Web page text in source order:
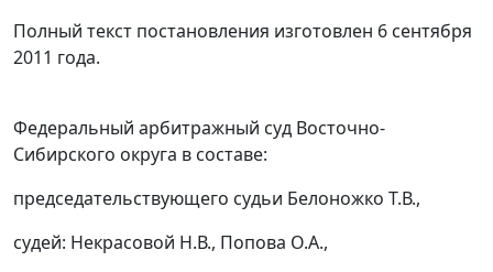
Полный текст постановления изготовлен 6 сентября
2011 года.
Федеральный арбитражный суд Восточно-
Сибирского округа в составе:
председательствующего судьи Белоножко Т.В.,
судей: Некрасовой Н.В., Попова О.А.,